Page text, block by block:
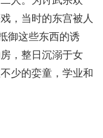
，当时的东宫被人
御这些东西的诱
，整日沉溺于女
少的娈童，学业和